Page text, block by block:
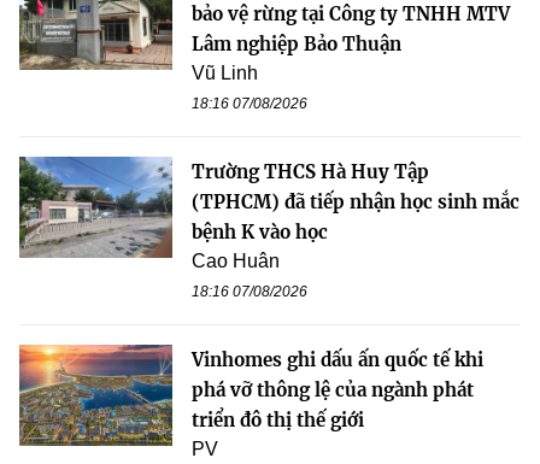
bảo vệ rừng tại Công ty TNHH MTV
Lâm nghiệp Bảo Thuận
Vũ Linh
18:16 07/08/2026
Trường THCS Hà Huy Tập
(TPHCM) đã tiếp nhận học sinh mắc
bệnh K vào học
Cao Huân
18:16 07/08/2026
Vinhomes ghi dấu ấn quốc tế khi
phá vỡ thông lệ của ngành phát
triển đô thị thế giới
PV